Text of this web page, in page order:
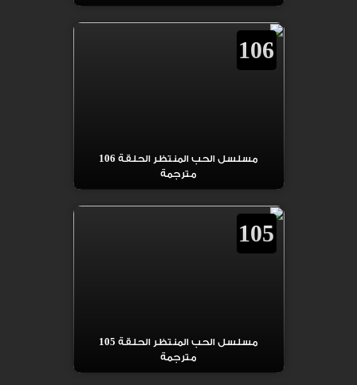
106
مسلسل الحب المنتظر الحلقة 106
مترجمة
105
مسلسل الحب المنتظر الحلقة 105
مترجمة